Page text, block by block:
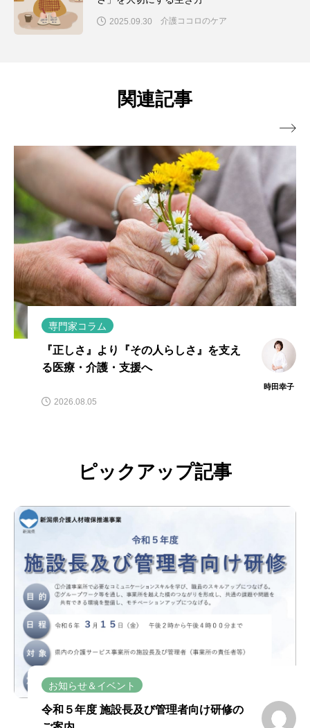
2025.09.30 介護ココロのケア
関連記事
専門家コラム
『正しさ』より『その人らしさ』を支え
る医療・介護・支援へ
時田幸子
2026.08.05

ピックアップ記事
お知らせ＆イベント
令和５年度 施設長及び管理者向け研修の